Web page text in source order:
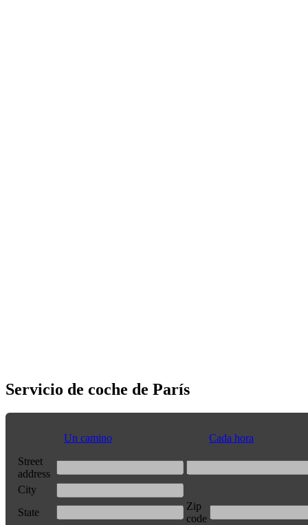
Servicio de coche de París
Un camino
Cada hora
Street
address
City
State
Zip
code